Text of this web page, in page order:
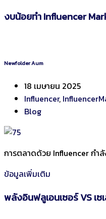
งบน้อยทำ Influencer
Newfolder Aum
18 เมษายน 2025
Influencer,
Blog
การตลาดด้วย Influencer ก
ข้อมูลเพิ่มเติม
พลังอินฟลูเอนเซอร์ VS เ